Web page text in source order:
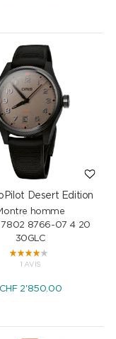
Desert Edition
homme
7802 8766-07 4 20
30GLC
1 AVIS
CHF2'850.00